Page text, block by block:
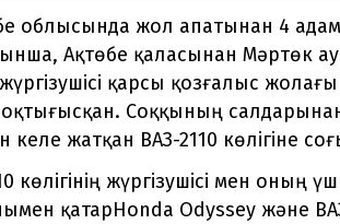
облысында жол апатынан 4
Ақтөбе қаласынан Мәртөк
қарсы қозғалыс
Соққының
жатқан ВАЗ-2110 көлігіне
жүргізушісі мен оның
қатарHonda Odyssey және